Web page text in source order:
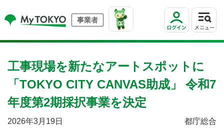
事業者
工事現場を新たなアートスポットに
「TOKYO CITY CANVAS助成」 令和7
年度第2期採択事業を決定
2026年3月19日 都庁総合